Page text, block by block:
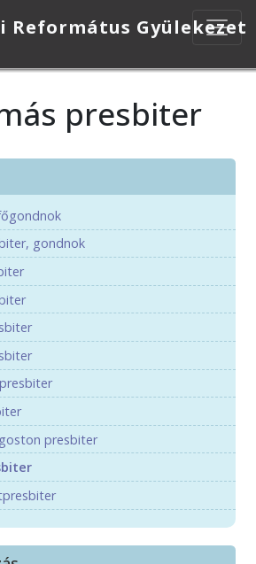
Református Gyülekezet
presbiter
gondnok
presbiter